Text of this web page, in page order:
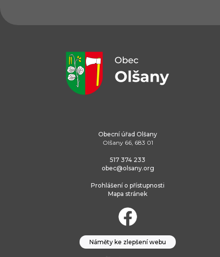
Obecní úřad Olšany
Olšany 66, 683 01
517 374 233
obec@olsany.org
Prohlášení o přístupnosti
Mapa stránek
Náměty ke zlepšení webu